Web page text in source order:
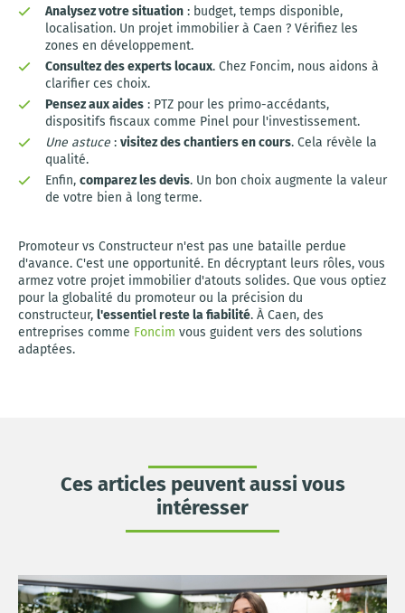
Analysez votre situation : budget, temps disponible,
localisation. Un projet immobilier à Caen ? Vérifiez les
zones en développement.
Consultez des experts locaux. Chez Foncim, nous aidons à
clarifier ces choix.
Pensez aux aides : PTZ pour les primo-accédants,
dispositifs fiscaux comme Pinel pour l'investissement.
Une astuce : visitez des chantiers en cours. Cela révèle la
qualité.
Enfin, comparez les devis. Un bon choix augmente la valeur
de votre bien à long terme.
Promoteur vs Constructeur n'est pas une bataille perdue
d'avance. C'est une opportunité. En décryptant leurs rôles, vous
armez votre projet immobilier d'atouts solides. Que vous optiez
pour la globalité du promoteur ou la précision du
constructeur, l'essentiel reste la fiabilité. À Caen, des
entreprises comme Foncim vous guident vers des solutions
adaptées.
Ces articles peuvent aussi vous
intéresser